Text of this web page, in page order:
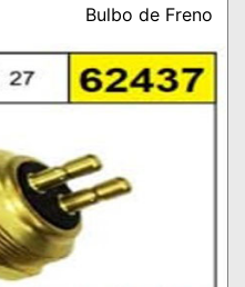
Bulbo de Freno